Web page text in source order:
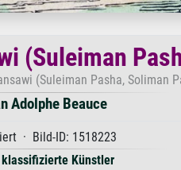
(Suleiman
(Suleiman Pasha, Soliman
Adolphe Beauce
· Bild-ID: 1518223
Künstler